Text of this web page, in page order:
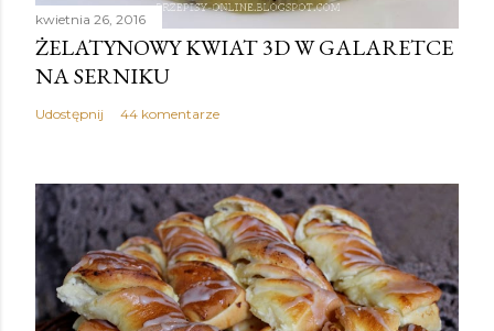
kwietnia 26, 2016
ŻELATYNOWY KWIAT 3D W GALARETCE
NA SERNIKU
Udostępnij 44 komentarze